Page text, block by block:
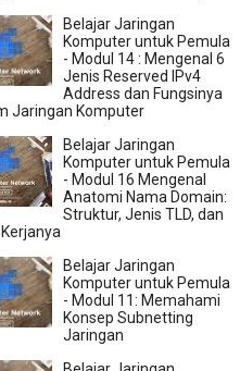
Belajar Jaringan
Komputer untuk Pemula
- Modul 14 : Mengenal 6
Jenis Reserved IPv4
Address dan Fungsinya
Jaringan Komputer
Belajar Jaringan
Komputer untuk Pemula
- Modul 16 Mengenal
Anatomi Nama Domain:
Struktur, Jenis TLD, dan
Belajar Jaringan
Komputer untuk Pemula
- Modul 11: Memahami
Konsep Subnetting
Jaringan